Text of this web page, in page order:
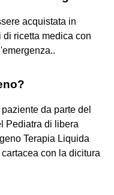
acquistata in
ricetta medica con
da parte del
Pediatra di libera
Terapia Liquida
con la dicitura